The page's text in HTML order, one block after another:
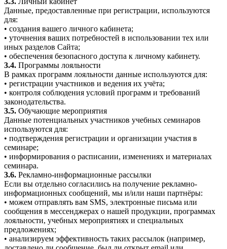
Данные, предоставленные при регистрации, используются
для:
• создания вашего личного кабинета;
• уточнения ваших потребностей в использовании тех или
иных разделов Сайта;
• обеспечения безопасного доступа к личному кабинету.
3.4. Программы лояльности
В рамках программ лояльности данные используются для:
• регистрации участников и ведения их учёта;
• контроля соблюдения условий программ и требований
законодательства.
3.5. Обучающие мероприятия
Данные потенциальных участников учебных семинаров
используются для:
• подтверждения регистрации и организации участия в
семинаре;
• информирования о расписании, изменениях и материалах
семинара.
3.6. Рекламно-информационные рассылки
Если вы отдельно согласились на получение рекламно-
информационных сообщений, мы и/или наши партнёры:
• можем отправлять вам SMS, электронные письма или
сообщения в мессенджерах о нашей продукции, программах
лояльности, учебных мероприятиях и специальных
предложениях;
• анализируем эффективность таких рассылок (например,